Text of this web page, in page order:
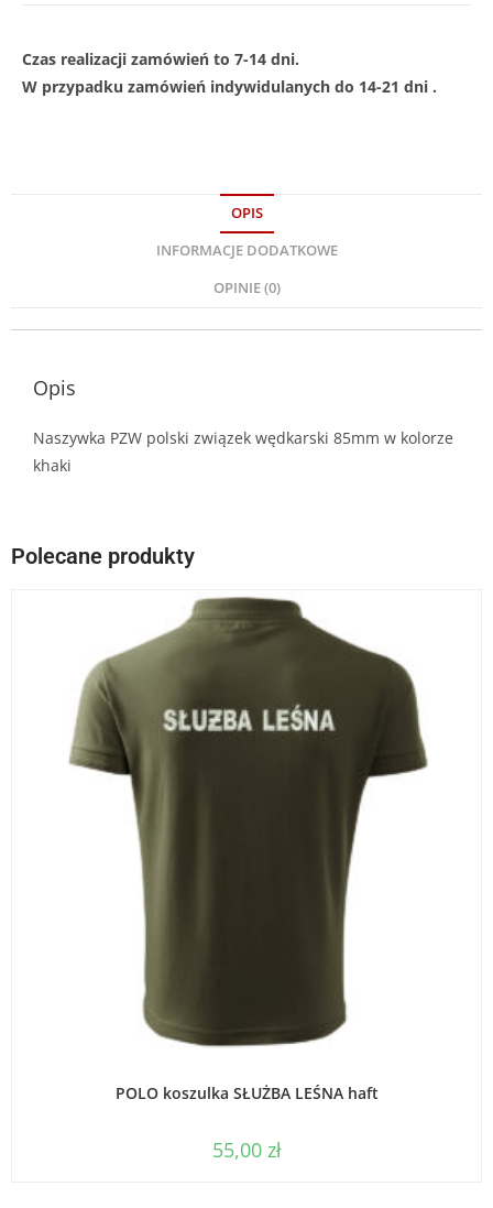
Czas realizacji zamówień to 7-14 dni.
W przypadku zamówień indywidulanych do 14-21 dni .
OPIS
INFORMACJE DODATKOWE
OPINIE (0)
Opis
Naszywka PZW polski związek wędkarski 85mm w kolorze
khaki
Polecane produkty
WYBIERZ OPCJE
POLO koszulka SŁUŻBA LEŚNA haft
55,00 zł